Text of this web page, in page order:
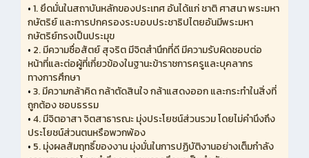
•1. ยึดมั่นในสถาบันหลักของประเทศ อันได้แก่ ชาติ ศาสนา พระมหา
กษัตริย์ และการปกครองระบอบประชาธิปไตยอันมีพระมหา
กษัตริย์ทรงเป็นประมุข
• 2. มีความซื่อสัตย์ สุจริต มีจิตสำนึกที่ดี มีความรับผิดชอบต่อ
หน้าที่และต่อผู้ที่เกี่ยวข้องในฐานะข้าราชการครูและบุคลากร
ทางการศึกษา
•3. มีความกล้าคิด กล้าตัดสินใจ กล้าแสดงออก และกระทำในสิ่งที่
ถูกต้อง ชอบธรรม
•4. มีจิตอาสา จิตสาธารณะ มุ่งประโยชน์ส่วนรวม โดยไม่คำนึงถึง
ประโยชน์ส่วนตนหรือพวกพ้อง
• 5. มุ่งผลสัมฤทธิ์ของงาน มุ่งมั่นในการปฏิบัติงานอย่างเต็มกำลัง